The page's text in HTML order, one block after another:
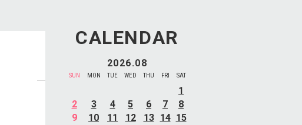
CALENDAR
2026.08
SUN MON TUE WED THU FRI SAT
1
2
3 4 5 6 7
8
9
10 11 12 13 14 15